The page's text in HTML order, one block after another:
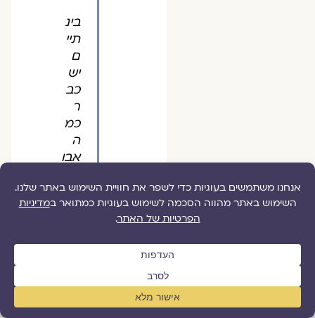
בינ
תיי
ם
יש
כב
ר
כמ
ה
אבו
צעי
רים
תכ
עניין